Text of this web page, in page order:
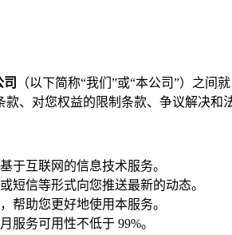
（以下简称“我们”或“本公司”）之间
、对您权益的限制条款、争议解决和
于互联网的信息技术服务。
短信等形式向您推送最新的动态。
帮助您更好地使用本服务。
服务可用性不低于 99%。